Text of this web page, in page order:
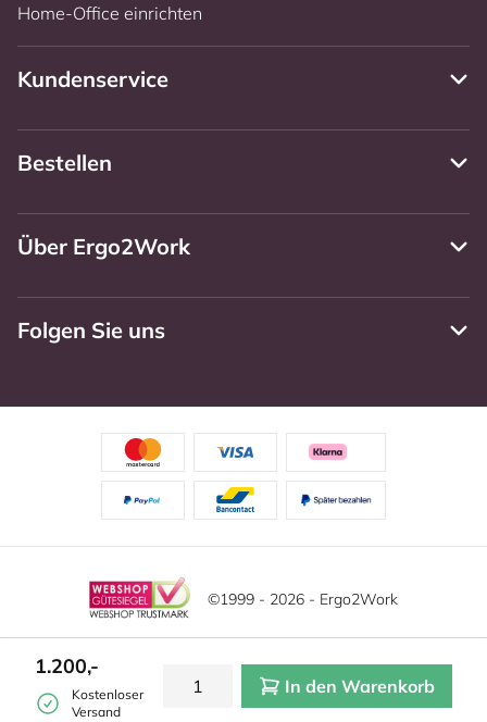
1.200,-
Kostenloser
Versand
In den Warenkorb
Home-Office einrichten
Kundenservice
Bestellen
Über Ergo2Work
Folgen Sie uns
©1999 - 2026 - Ergo2Work
Allgemeine Geschäftsbedingungen
Cookie-Einstellungen
Diese Website verwendet Cookies. Lesen Sie unsere
Datenschutzerklärung für weitere Informationen.Mehr
|Verstecken